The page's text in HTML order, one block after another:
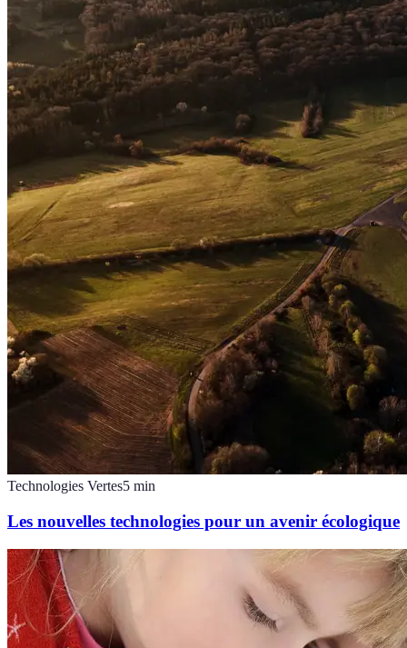
Technologies Vertes5 min
Les nouvelles technologies pour un avenir écologique